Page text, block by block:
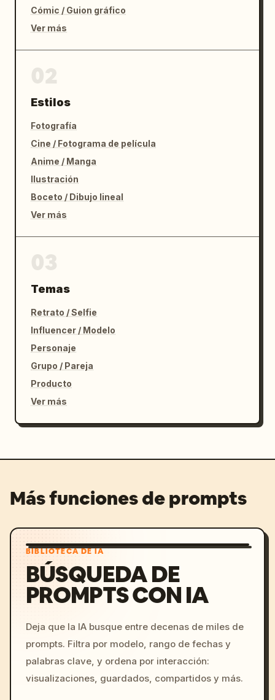
Cómic / Guion gráfico
Ver más
Estilos
Fotografía
Cine / Fotograma de película
Anime / Manga
Ilustración
Boceto / Dibujo lineal
Ver más
Temas
Retrato / Selfie
Influencer / Modelo
Personaje
Grupo / Pareja
Producto
Ver más
Más funciones de prompts
BIBLIOTECA DE IA
BÚSQUEDA DE
PROMPTS CON IA
Deja que la IA busque entre decenas de miles de
prompts. Filtra por modelo, rango de fechas y
palabras clave, y ordena por interacción:
visualizaciones, guardados, compartidos y más.